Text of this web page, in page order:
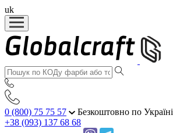
uk
0 (800) 75 75 57
Безкоштовно по Україні
+38 (093) 137 68 68